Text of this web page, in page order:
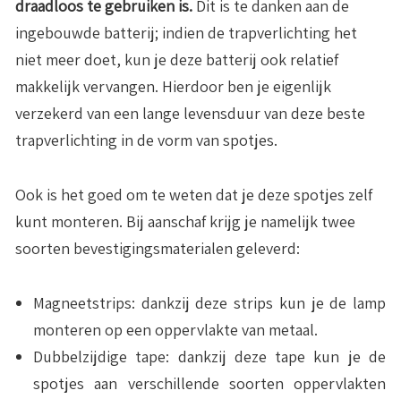
draadloos te gebruiken is. Dit is te danken aan de
ingebouwde batterij; indien de trapverlichting het
niet meer doet, kun je deze batterij ook relatief
makkelijk vervangen. Hierdoor ben je eigenlijk
verzekerd van een lange levensduur van deze beste
trapverlichting in de vorm van spotjes.
Ook is het goed om te weten dat je deze spotjes zelf
kunt monteren. Bij aanschaf krijg je namelijk twee
soorten bevestigingsmaterialen geleverd:
Magneetstrips: dankzij deze strips kun je de lamp
monteren op een oppervlakte van metaal.
Dubbelzijdige tape: dankzij deze tape kun je de
spotjes aan verschillende soorten oppervlakten